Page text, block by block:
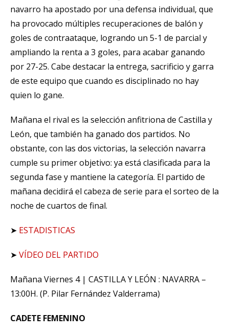
navarro ha apostado por una defensa individual, que
ha provocado múltiples recuperaciones de balón y
goles de contraataque, logrando un 5-1 de parcial y
ampliando la renta a 3 goles, para acabar ganando
por 27-25. Cabe destacar la entrega, sacrificio y garra
de este equipo que cuando es disciplinado no hay
quien lo gane.
Mañana el rival es la selección anfitriona de Castilla y
León, que también ha ganado dos partidos. No
obstante, con las dos victorias, la selección navarra
cumple su primer objetivo: ya está clasificada para la
segunda fase y mantiene la categoría. El partido de
mañana decidirá el cabeza de serie para el sorteo de la
noche de cuartos de final.
➤ ESTADISTICAS
➤VÍDEO DEL PARTIDO
Mañana Viernes 4 | CASTILLA Y LEÓN : NAVARRA –
13:00H. (P. Pilar Fernández Valderrama)
CADETE FEMENINO